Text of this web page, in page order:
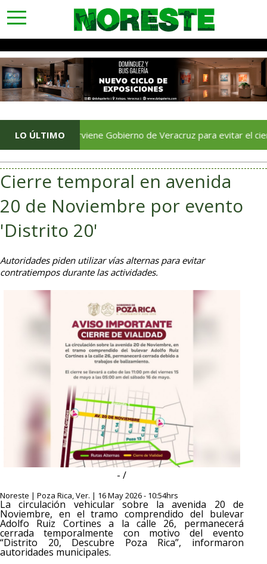
toggle
navigation
LO ÚLTIMO
Interviene Gobierno de Veracruz para evitar el cierre del
Cierre temporal en avenida
20 de Noviembre por evento
'Distrito 20'
Autoridades piden utilizar vías alternas para evitar
contratiempos durante las actividades.
- /
Noreste | Poza Rica, Ver. | 16 May 2026 - 10:54hrs
La circulación vehicular sobre la avenida 20 de
Noviembre, en el tramo comprendido del bulevar
Adolfo Ruiz Cortines a la calle 26, permanecerá
cerrada temporalmente con motivo del evento
“Distrito 20, Descubre Poza Rica”, informaron
autoridades municipales.